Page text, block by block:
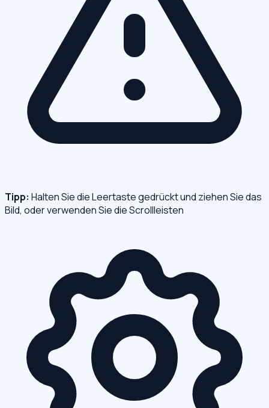
Tipp: Halten Sie die Leertaste gedrückt und ziehen Sie das
Bild, oder verwenden Sie die Scrollleisten